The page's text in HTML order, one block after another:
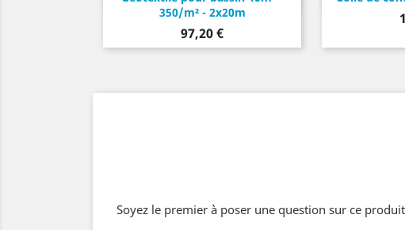
350/m² - 2x20m
Prix
97,20 €
Soyez le premier à poser une question sur ce